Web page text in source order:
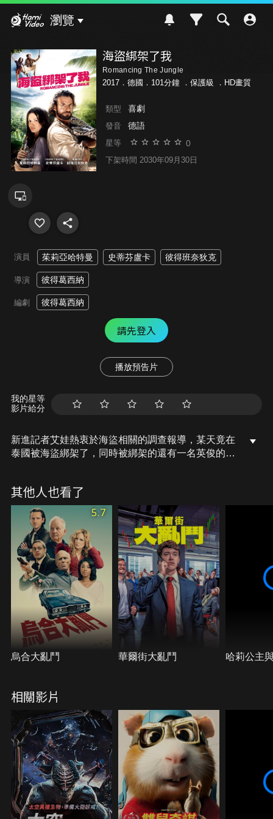
瀏覽
海盜綁架了我
Romancing The Jungle
2017．德國．101分鐘 ． 保護級 ．HD畫質
類型 喜劇
發音 德語
星等 0
下架時間 2030年09月30日
演員 茱莉亞哈特曼 史蒂芬盧卡 彼得班奈狄克
導演 彼得葛西納
編劇 彼得葛西納
請先登入
播放預告片
我的星等
影片給分
新進記者艾娃熱衷於海盜相關的調查報導，某天竟在
泰國被海盜綁架了，同時被綁架的還有一名英俊的走
其他人也看了
5.7
烏合大亂鬥 華爾街大亂鬥 哈莉公主
相關影片